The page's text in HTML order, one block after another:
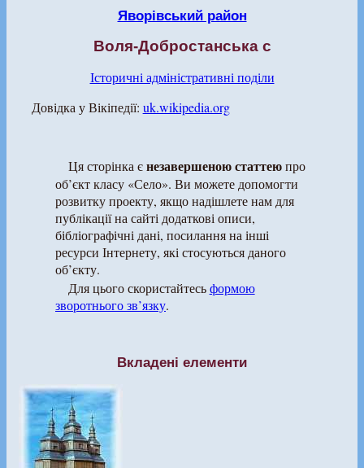
Яворівський район
Воля-Добростанська с
Історичні адміністративні поділи
Довідка у Вікіпедії: uk.wikipedia.org
Ця сторінка єнезавершеною статтеюпро
об’єкт класу «Село». Ви можете допомогти
розвитку проекту, якщо надішлете нам для
публікації на сайті додаткові описи,
бібліографічні дані, посилання на інші
ресурси Інтернету, які стосуються даного
об’єкту.
Для цього скористайтесьформою
зворотнього зв’язку.
Вкладені елементи